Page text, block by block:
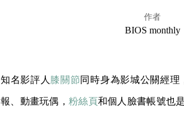
作者
BIOS monthly
知名影評人 膝關節同時身為影城公關經
報、動畫玩偶， 粉絲頁和個人臉書帳號也